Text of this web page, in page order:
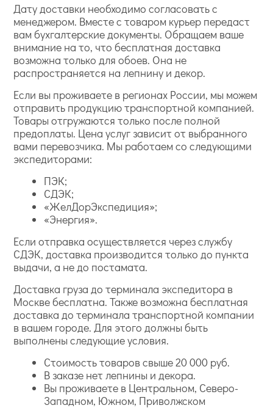
тропические растения, а еще имитация морской
глади и шкур диковинных животных.
Дату доставки необходимо согласовать с
менеджером. Вместе с товаром курьер передаст
вам бухгалтерские документы. Обращаем ваше
внимание на то, что бесплатная доставка
возможна только для обоев. Она не
распространяется на лепнину и декор.
Если вы проживаете в регионах России, мы можем
отправить продукцию транспортной компанией.
Товары отгружаются только после полной
предоплаты. Цена услуг зависит от выбранного
вами перевозчика. Мы работаем со следующими
экспедиторами:
ПЭК;
СДЭК;
«ЖелДорЭкспедиция»;
«Энергия».
Если отправка осуществляется через службу
СДЭК, доставка производится только до пункта
выдачи, а не до постамата.
Доставка груза до терминала экспедитора в
Москве бесплатна. Также возможна бесплатная
доставка до терминала транспортной компании
в вашем городе. Для этого должны быть
выполнены следующие условия.
Стоимость товаров свыше 20 000 руб.
В заказе нет лепнины и декора.
Вы проживаете в Центральном, Северо-
Западном, Южном, Приволжском